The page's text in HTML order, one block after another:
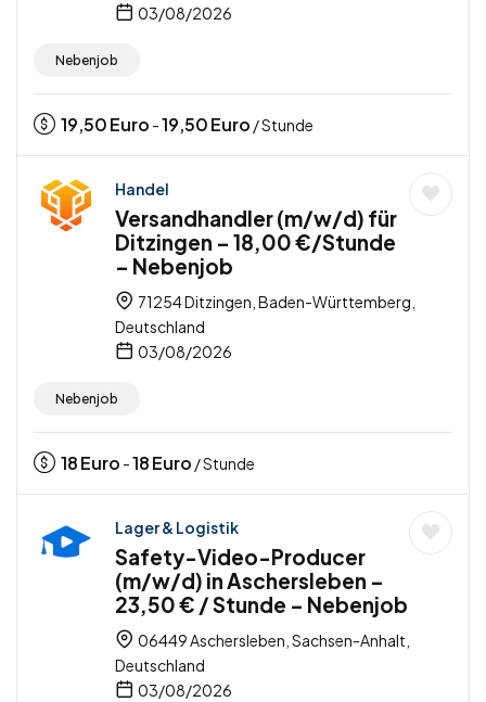
03/08/2026
Nebenjob
19,50Euro -19,50Euro / Stunde
Handel
Versandhandler (m/w/d) für
Ditzingen – 18,00 €/Stunde
– Nebenjob
71254 Ditzingen, Baden-Württemberg,
Deutschland
03/08/2026
Nebenjob
18Euro -18Euro / Stunde
Lager & Logistik
Safety-Video-Producer
(m/w/d) in Aschersleben –
23,50 € / Stunde – Nebenjob
06449 Aschersleben, Sachsen-Anhalt,
Deutschland
03/08/2026